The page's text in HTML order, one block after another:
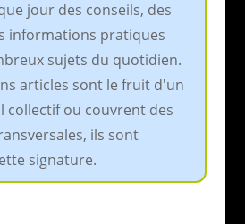
jour des conseils, des
informations pratiques
sujets du quotidien.
articles sont le fruit d'un
collectif ou couvrent des
ils sont
signature.